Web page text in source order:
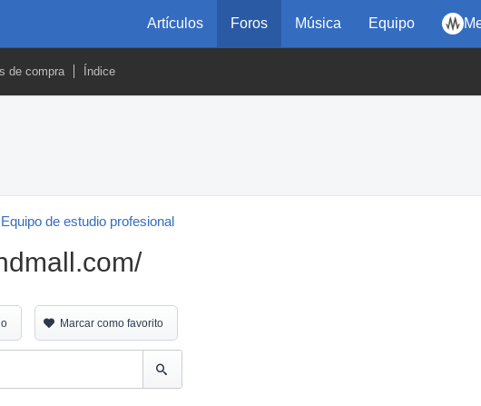
Artículos Foros Música Equipo
de compra Índice
Equipo de estudio profesional
Marcar como favorito